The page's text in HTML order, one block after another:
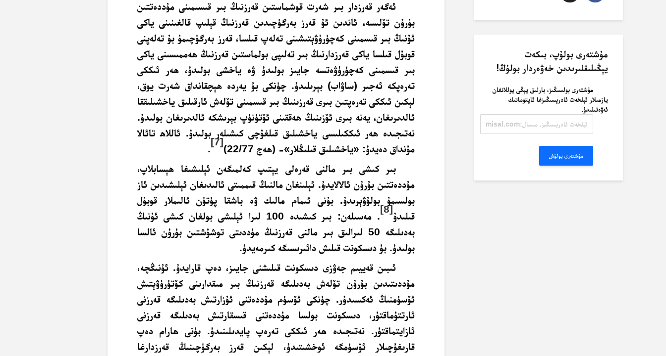
ئەگەر قەرزدار بىر شەرت قوشماستىن قەرزنىڭ بىر قىسىمىنى مۇددەتتىن
بۇرۇن تۆلىسە، ئاندىن ئۇ قەرز بەرگۈچىدىن قەرزنىڭ قېلىپ قالغىنىنى ياكى
ئۇنىڭ بىر قىسمىنى كەچۈرۈۋېتىشىنى تەلەپ قىلسا، قەرز بەرگۈچىمۇ بۇ تەلەپنى
قوبۇل قىلسا ياكى قەرزدارنىڭ بىر تەلىپى بولماستىن قەرزنىڭ ھەممىسىنى ياكى
بىر قىسمىنى كەچۈرۈۋەتسە جايىز بولىدۇ ۋە ياخشى بولىدۇ، ھەر ئىككى
تەرەپكە ئەجىر (ساۋاب) بېرىلىدۇ. چۈنكى بۇ يەردە ھېچقانداق شەرت يوق،
لېكىن ئىككى تەرەپتىن بىرى قەرزىنىڭ بىر قىسمىنى تۆلەش ئارقىلىق ياخشىلىققا
ئالدىرىغان، يەنە بىرى ئۆزىنىڭ ھەققىنى ئۆتۈنۈپ بېرىشكە ئالدىرىغان بولىدۇ.
نەتىجىدە ھەر ئىككىلىسى ياخشىلىق قىلغۇچى كىشىلەر بولىدۇ. ئاللاھ تائالا
مۇنداق دەيدۇ: «ياخشىلىق قىلىڭلار»- (ھەج 22/77)
[7]
.
بىر كىشى بىر مالنى قەرەلى يېتىپ كەلمىگەن ئېلىشىغا ھېسابلاپ،
مۇددەتتىن بۇرۇن ئالالايدۇ. ئېلىنغان مالنىڭ قىممىتى ئالىدىغان ئېلىشىدىن ئاز
بولسىمۇ بولۇۋېرىدۇ. بۇنى ئىمام مالىك ۋە باشقا پۈتۈن ئالىملار قوبۇل
قىلىدۇ
[8]
. مەسىلەن: بىر كىشىدە 100 لىرا ئېلىشى بولغان كىشى ئۇنىڭ
بەدىلىگە 50 لىرالىق بىر مالنى قەرزنىڭ مۇددىتى توشۇشتىن بۇرۇن ئالسا
بولىدۇ. بۇ دىسكونت قىلىش دائىرىسىگە كىرمەيدۇ.
ئىبىن قەييىم جەۋزى دىسكونت قىلىشنى جايىز، دەپ قارايدۇ. ئۇنىڭچە،
مۇددىتىدىن بۇرۇن تۆلەش بەدىلىگە قەرزنىڭ بىر مىقدارىنى كۆتۈرۈۋېتىش
ئۆسۈمنىڭ ئەكسىدۇر. چۈنكى ئۆسۈم مۇددەتنى ئۇزارتىش بەدىلىگە قەرزنى
ئارتتۇماقتۇر، دىسكونت بولسا مۇددەتنى قىسقارتىش بەدىلىگە قەرزنى
ئازايتماقتۇر. نەتىجىدە ھەر ئىككى تەرەپ پايدىلىنىدۇ. بۇنى ھارام دەپ
قارىغۇچىلار ئۆسۈمگە ئوخشىتىدۇ، لېكىن قەرز بەرگۈچىنىڭ قەرزدارغا
مۇشتەرى بولۇپ، بىكەت
يېڭىلىقلىرىدىن خەۋەردار بولۇڭ!
مۇشتەرى بولسىڭىز، بارلىق يېڭى يوللانغان
يازمىلار ئېلخەت ئادرېسىڭىزغا ئاپتوماتىك
ئەۋەتىلىدۇ.
ئادرېسىڭىز.
مۇشتەرى بولۇش